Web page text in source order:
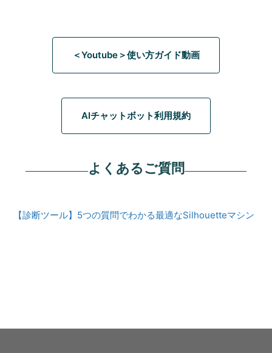
＜Youtube＞使い方ガイド動画
AIチャットボット利用規約
よくあるご質問
【診断ツール】5つの質問でわかる最適なSilhouetteマシン